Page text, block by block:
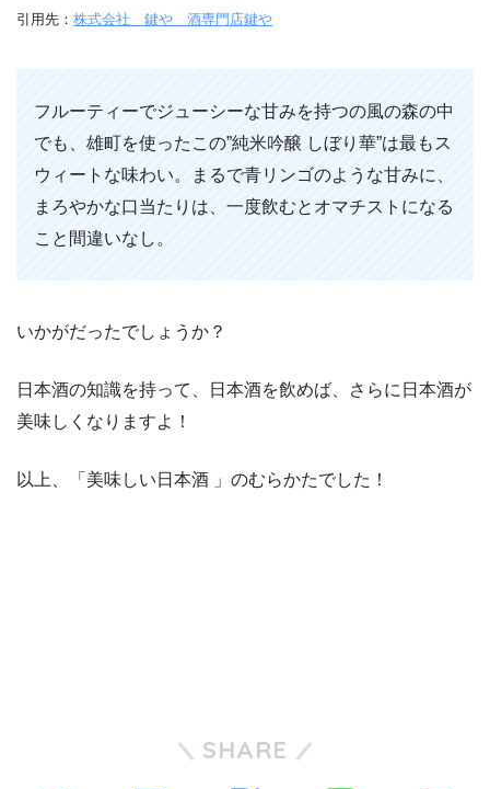
引用先： 株式会社 鍵や 酒専門店鍵や
フルーティーでジューシーな甘みを持つの風の森の中
でも、雄町を使ったこの”純米吟醸 しぼり華”は最もス
ウィートな味わい。まるで青リンゴのような甘みに、
まろやかな口当たりは、一度飲むとオマチストになる
こと間違いなし。
いかがだったでしょうか？
日本酒の知識を持って、日本酒を飲めば、さらに日本酒が
美味しくなりますよ！
以上、「美味しい日本酒 」のむらかたでした！
SHARE